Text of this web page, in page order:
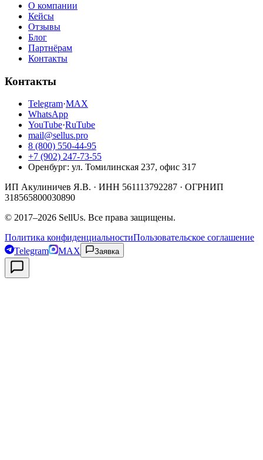
О компании
Кейсы
Отзывы
Блог
Партнёрам
Контакты
Контакты
Telegram·MAX
WhatsApp
YouTube·RuTube
mail@sellus.pro
8 (800) 550-44-95
+7 (902) 247-73-55
Оренбург: ул. Томилинская 237, офис 317
ИП Акулиничев Я.В. · ИНН 561113792287 · ОГРНИП
318565800030890
© 2017–2026 SellUs. Все права защищены.
Политика конфиденциальностиПользовательское соглашение
Telegram
MAX Заявка